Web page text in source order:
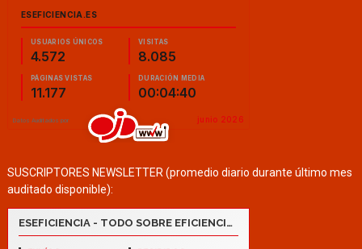
SUSCRIPTORES NEWSLETTER (promedio diario durante último mes
auditado disponible):